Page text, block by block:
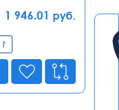
1 946.01 руб.